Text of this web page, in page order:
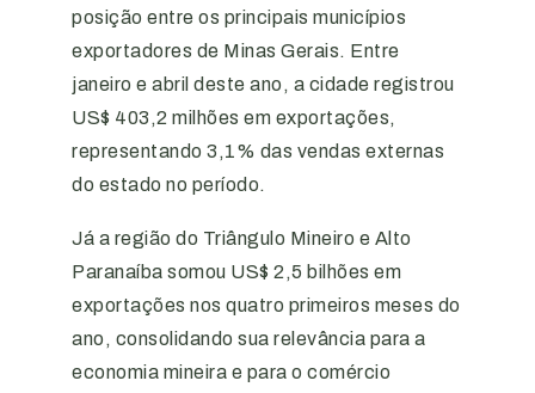
posição entre os principais municípios
exportadores de Minas Gerais. Entre
janeiro e abril deste ano, a cidade registrou
US$ 403,2 milhões em exportações,
representando 3,1% das vendas externas
do estado no período.
Já a região do Triângulo Mineiro e Alto
Paranaíba somou US$ 2,5 bilhões em
exportações nos quatro primeiros meses do
ano, consolidando sua relevância para a
economia mineira e para o comércio